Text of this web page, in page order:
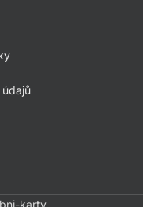
údajů